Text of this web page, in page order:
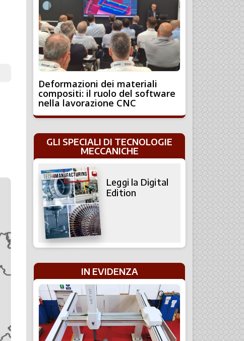
Deformazioni dei materiali
compositi: il ruolo del software
nella lavorazione CNC
GLI SPECIALI DI TECNOLOGIE
MECCANICHE
Leggi la Digital
Edition
IN EVIDENZA